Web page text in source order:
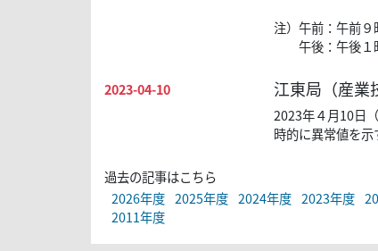
注）午前：午前
午後：午後１
2023-04-10 江東局（産業
2023年４月10日
時的に異常値を
過去の記事はこちら
2026年度 2025年度 2024年度 2023年度
2011年度